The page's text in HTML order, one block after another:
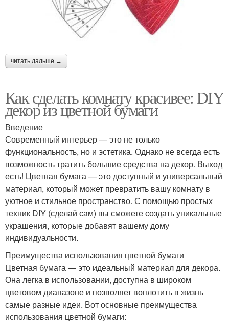
читать дальше →
Как сделать комнату красивее: DIY
декор из цветной бумаги
Введение
Современный интерьер — это не только
функциональность, но и эстетика. Однако не всегда есть
возможность тратить большие средства на декор. Выход
есть! Цветная бумага — это доступный и универсальный
материал, который может превратить вашу комнату в
уютное и стильное пространство. С помощью простых
техник DIY (сделай сам) вы сможете создать уникальные
украшения, которые добавят вашему дому
индивидуальности.
Преимущества использования цветной бумаги
Цветная бумага — это идеальный материал для декора.
Она легка в использовании, доступна в широком
цветовом диапазоне и позволяет воплотить в жизнь
самые разные идеи. Вот основные преимущества
использования цветной бумаги: